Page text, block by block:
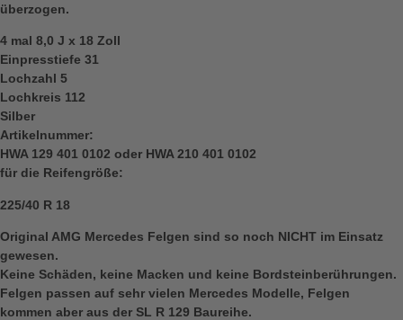
überzogen.
4 mal 8,0 J x 18 Zoll
Einpresstiefe 31
Lochzahl 5
Lochkreis 112
Silber
Artikelnummer:
HWA 129 401 0102 oder HWA 210 401 0102
für die Reifengröße:
225/40 R 18
Original AMG Mercedes Felgen sind so noch NICHT im Einsatz
gewesen.
Keine Schäden, keine Macken und keine Bordsteinberührungen.
Felgen passen auf sehr vielen Mercedes Modelle, Felgen
kommen aber aus der SL R 129 Baureihe.